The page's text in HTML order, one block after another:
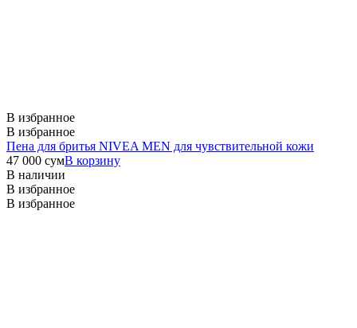
В избранное
В избранное
Пена для бритья NIVEA MEN для чувствительной кожи
47 000 сумВ корзину
В наличии
В избранное
В избранное